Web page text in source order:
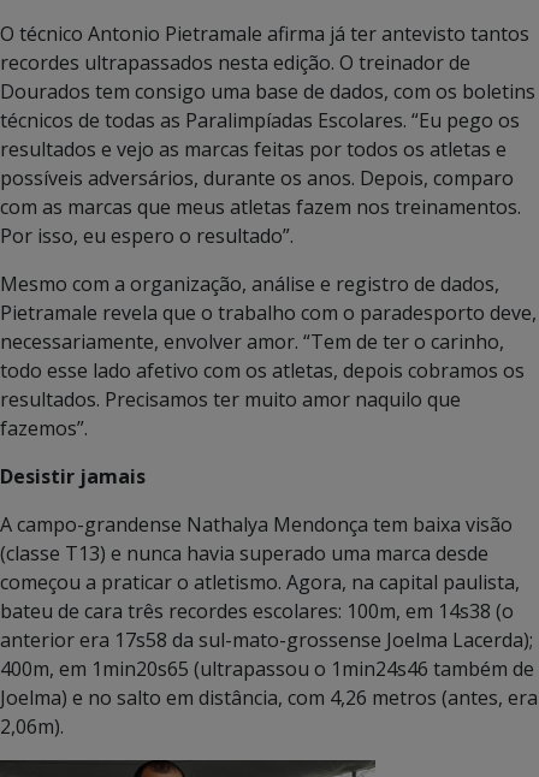
O técnico Antonio Pietramale afirma já ter antevisto tantos
recordes ultrapassados nesta edição. O treinador de
Dourados tem consigo uma base de dados, com os boletins
técnicos de todas as Paralimpíadas Escolares. “Eu pego os
resultados e vejo as marcas feitas por todos os atletas e
possíveis adversários, durante os anos. Depois, comparo
com as marcas que meus atletas fazem nos treinamentos.
Por isso, eu espero o resultado”.
Mesmo com a organização, análise e registro de dados,
Pietramale revela que o trabalho com o paradesporto deve,
necessariamente, envolver amor. “Tem de ter o carinho,
todo esse lado afetivo com os atletas, depois cobramos os
resultados. Precisamos ter muito amor naquilo que
fazemos”.
Desistir jamais
A campo-grandense Nathalya Mendonça tem baixa visão
(classe T13) e nunca havia superado uma marca desde
começou a praticar o atletismo. Agora, na capital paulista,
bateu de cara três recordes escolares: 100m, em 14s38 (o
anterior era 17s58 da sul-mato-grossense Joelma Lacerda);
400m, em 1min20s65 (ultrapassou o 1min24s46 também de
Joelma) e no salto em distância, com 4,26 metros (antes, era
2,06m).